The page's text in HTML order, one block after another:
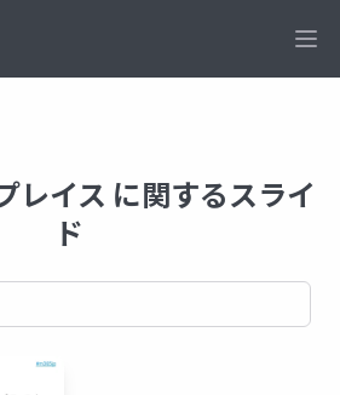
レイス に関するスライ
ド